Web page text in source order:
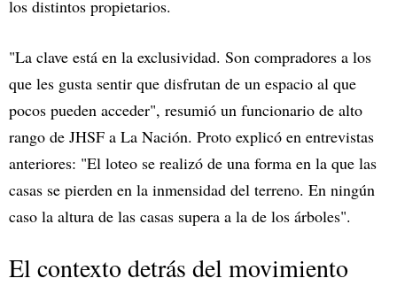
los distintos propietarios.
"La clave está en la exclusividad. Son compradores a los
que les gusta sentir que disfrutan de un espacio al que
pocos pueden acceder", resumió un funcionario de alto
rango de JHSF a La Nación. Proto explicó en entrevistas
anteriores: "El loteo se realizó de una forma en la que las
casas se pierden en la inmensidad del terreno. En ningún
caso la altura de las casas supera a la de los árboles".
El contexto detrás del movimiento